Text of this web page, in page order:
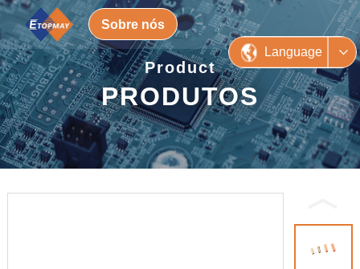
Sobre nós
Language
Product
PRODUTOS